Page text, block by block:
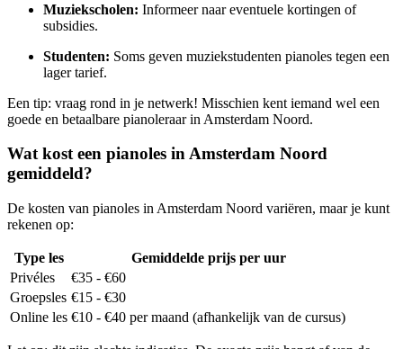
Muziekscholen: Informeer naar eventuele kortingen of
subsidies.
Studenten: Soms geven muziekstudenten pianoles tegen een
lager tarief.
Een tip: vraag rond in je netwerk! Misschien kent iemand wel een
goede en betaalbare pianoleraar in Amsterdam Noord.
Wat kost een pianoles in Amsterdam Noord
gemiddeld?
De kosten van pianoles in Amsterdam Noord variëren, maar je kunt
rekenen op:
Type les
Gemiddelde prijs per uur
Privéles
€35 - €60
Groepsles €15 - €30
Online les €10 - €40 per maand (afhankelijk van de cursus)